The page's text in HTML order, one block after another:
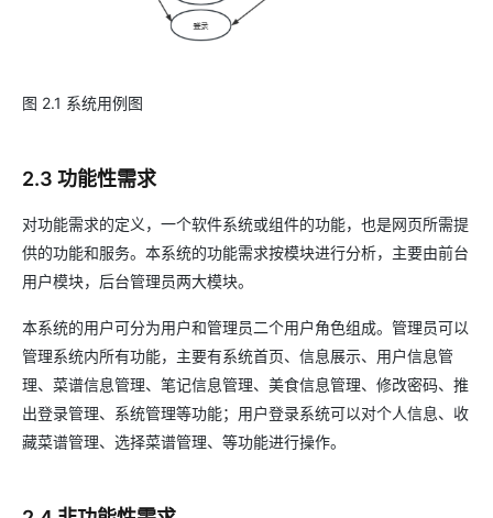
图 2.1 系统用例图
2.3 功能性需求
对功能需求的定义，一个软件系统或组件的功能，也是网页所需提
供的功能和服务。本系统的功能需求按模块进行分析，主要由前台
用户模块，后台管理员两大模块。
本系统的用户可分为用户和管理员二个用户角色组成。管理员可以
管理系统内所有功能，主要有系统首页、信息展示、用户信息管
理、菜谱信息管理、笔记信息管理、美食信息管理、修改密码、推
出登录管理、系统管理等功能；用户登录系统可以对个人信息、收
藏菜谱管理、选择菜谱管理、等功能进行操作。